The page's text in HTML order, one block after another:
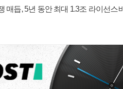
매듭, 5년 동안 최대 1.3조 라이선스비